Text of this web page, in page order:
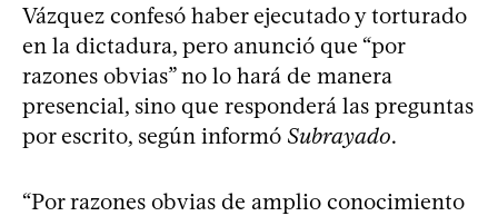
Vázquez confesó haber ejecutado y torturado
en la dictadura, pero anunció que “por
razones obvias” no lo hará de manera
presencial, sino que responderá las preguntas
por escrito, según informó Subrayado.
“Por razones obvias de amplio conocimiento